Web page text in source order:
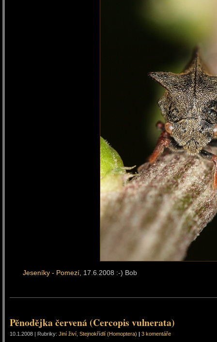
Jeseníky - Pomezí, 17.6.2008 :-) Bob
Pěnodějka červená (Cercopis vulnerata)
10.1.2008 | Rubriky: Jiní živí Stejnokřídlí (Homoptera) | 3 komentáře